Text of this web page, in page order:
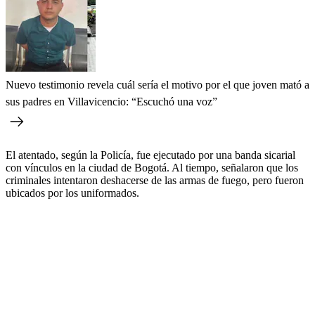
Nuevo testimonio revela cuál sería el motivo por el que joven mató a
sus padres en Villavicencio: “Escuchó una voz”
El atentado, según la Policía, fue ejecutado por una banda sicarial
con vínculos en la ciudad de Bogotá. Al tiempo, señalaron que los
criminales intentaron deshacerse de las armas de fuego, pero fueron
ubicados por los uniformados.